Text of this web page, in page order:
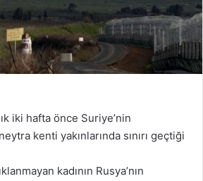
iki hafta önce Suriye’nin
kenti yakınlarında sınırı geçtiği
kadının Rusya’nın